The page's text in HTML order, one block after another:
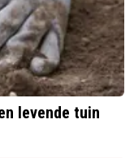
levende tuin